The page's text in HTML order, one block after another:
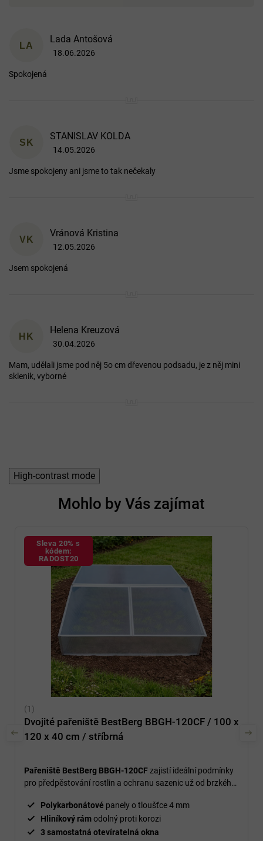
s
n
í
LA
Lada Antošová
Hodnocení produktu je 5 z 5 hvězdiček.
18.06.2026
Spokojená
SK
STANISLAV KOLDA
Hodnocení produktu je 5 z 5 hvězdiček.
14.05.2026
Jsme spokojeny ani jsme to tak nečekaly
VK
Vránová Kristina
Hodnocení produktu je 5 z 5 hvězdiček.
12.05.2026
Jsem spokojená
HK
Helena Kreuzová
Hodnocení produktu je 5 z 5 hvězdiček.
30.04.2026
Mam, udělali jsme pod něj 5o cm dřevenou podsadu, je z něj mini
sklenik, vyborné
High-contrast mode
Mohlo by Vás zajímat
Sleva 20% s
kódem:
RADOST20
Dvojité pařeniště BestBerg BBGH-120CF / 100 x
120 x 40 cm / stříbrná
Pařeniště BestBerg BBGH-120CFzajistí ideální podmínky
pro předpěstování rostlin a ochranu sazenic už od brzkého
Polykarbonátové panely o tloušťce 4 mm
Hliníkový rámodolný proti korozi
3 samostatná otevíratelná okna